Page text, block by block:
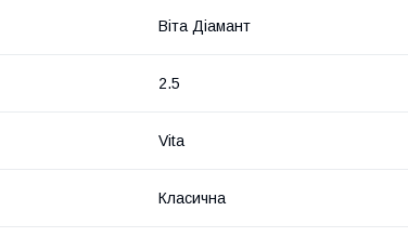
Віта Діамант
2.5
Vita
Класична